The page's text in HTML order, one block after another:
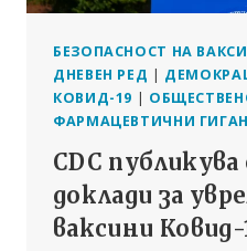
БЕЗОПАСНОСТ НА
ДНЕВЕН РЕД |
КОВИД-19 |
ФАРМАЦЕВТИЧНИ
CDC
доклади за
ваксини Ковид-